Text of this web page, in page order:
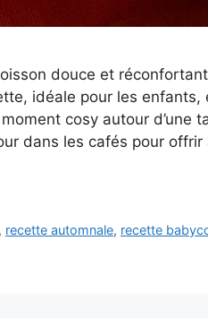
douce et
idéale pour les enfants,
cosy autour d’une
dans les cafés pour
, recette automnale, recette